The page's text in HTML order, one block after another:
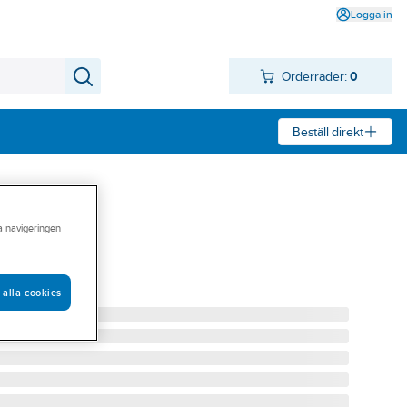
Logga in
Orderrader: 0
Beställ direkt
Partx
navigeringen
alla cookies